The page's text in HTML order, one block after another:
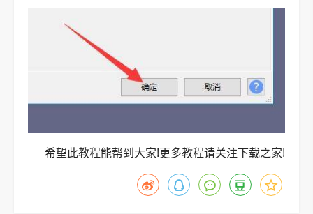
希望此教程能帮到大家!更多教程请关注下载之家!